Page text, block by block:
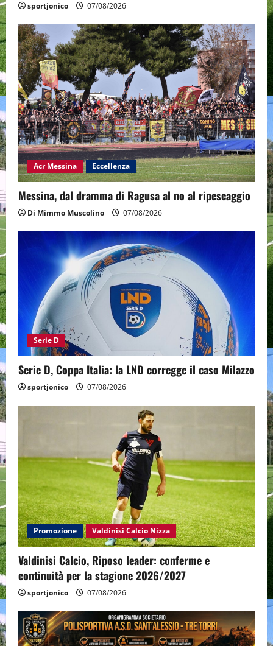
sportjonico 07/08/2026
Acr Messina Eccellenza
Messina, dal dramma di Ragusa al no al ripescaggio
Di Mimmo Muscolino 07/08/2026
Serie D
Serie D, Coppa Italia: la LND corregge il caso Milazzo
sportjonico 07/08/2026
Promozione Valdinisi Calcio Nizza
Valdinisi Calcio, Riposo leader: conferme e
continuità per la stagione 2026/2027
sportjonico 07/08/2026